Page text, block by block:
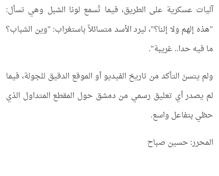
آليات عسكرية على الطريق، فيما تُسمع لونا الشبل وهي تسأل:
"هذه إلهم ولا إلنا؟"، ليرد الأسد متسائلاً باستغراب: "وين الشباب؟
ما فيه حدا.. غريبة".
ولم يتسنَ التأكد من تاريخ الفيديو أو الموقع الدقيق للجولة، فيما
لم يصدر أي تعليق رسمي من دمشق حول المقطع المتداول الذي
حظي بتفاعل واسع.
المحرر: حسين صباح